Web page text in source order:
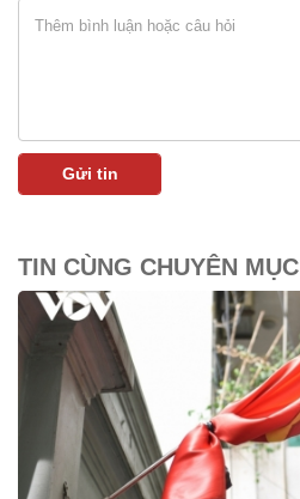
TIN CÙNG CHUYÊN MỤC